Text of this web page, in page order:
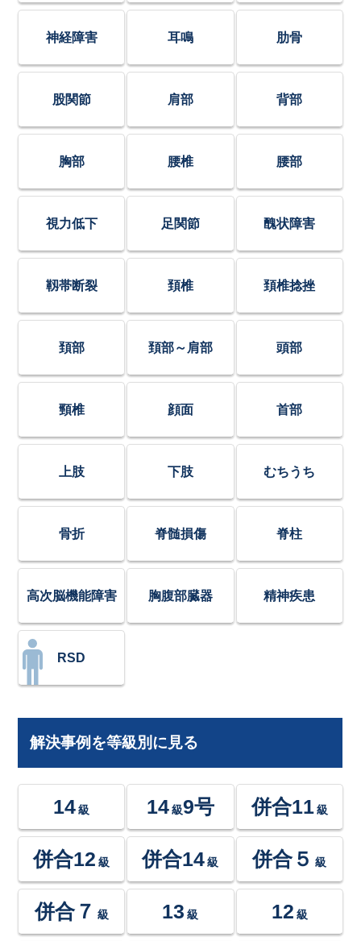
神経障害 耳鳴 肋骨
股関節 肩部 背部
胸部 腰椎 腰部
視力低下 足関節 醜状障害
靱帯断裂 頚椎 頚椎捻挫
頚部 頚部～肩部 頭部
頸椎 顔面 首部
上肢 下肢 むちうち
骨折 脊髄損傷 脊柱
高次脳機能障害 胸腹部臓器 精神疾患
RSD
解決事例を等級別に見る
14 級 14級9号 併合11 級
併合12 級 併合14 級 併合５ 級
併合７ 級 13 級 12 級